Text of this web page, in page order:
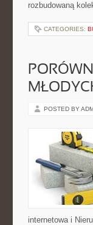
rozbudowaną
CATEGORIES:
POSTED BY
internetowa i